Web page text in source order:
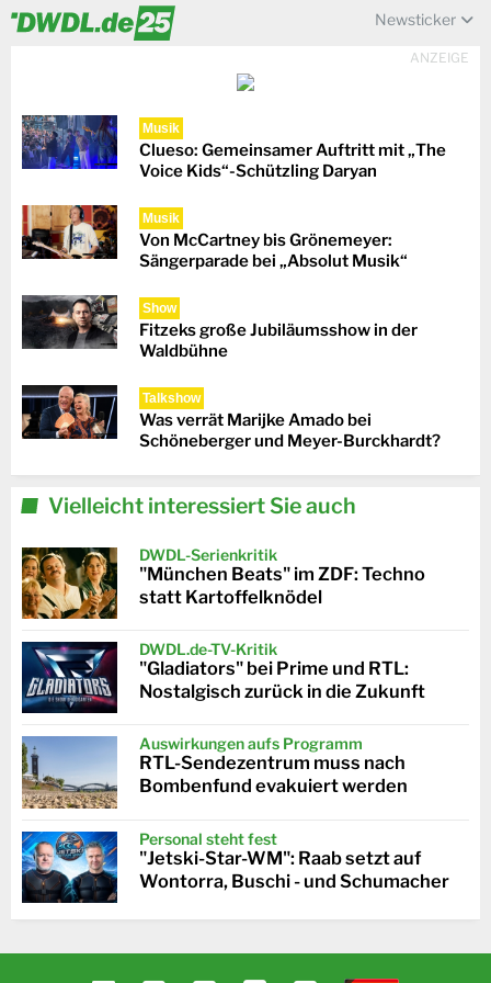
Newsticker
ANZEIGE
Musik
Clueso: Gemeinsamer Auftritt mit „The
Voice Kids“-Schützling Daryan
Musik
Von McCartney bis Grönemeyer:
Sängerparade bei „Absolut Musik“
Show
Fitzeks große Jubiläumsshow in der
Waldbühne
Talkshow
Was verrät Marijke Amado bei
Schöneberger und Meyer-Burckhardt?
Vielleicht interessiert Sie auch
DWDL-Serienkritik
"München Beats" im ZDF: Techno
statt Kartoffelknödel
DWDL.de-TV-Kritik
"Gladiators" bei Prime und RTL:
Nostalgisch zurück in die Zukunft
Auswirkungen aufs Programm
RTL-Sendezentrum muss nach
Bombenfund evakuiert werden
Personal steht fest
"Jetski-Star-WM": Raab setzt auf
Wontorra, Buschi - und Schumacher